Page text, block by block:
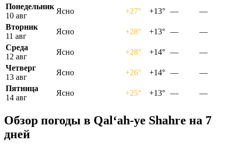
Понедельник
10 авг
Ясно +27° +13° —
—
Вторник
11 авг
Ясно +28° +13° —
—
Среда
12 авг
Ясно +28° +14° —
—
Четверг
13 авг
Ясно +26° +14° —
—
Пятница
14 авг
Ясно +25° +13° — —
Обзор погоды в Qal‘ah-ye Shahrе на 7
дней